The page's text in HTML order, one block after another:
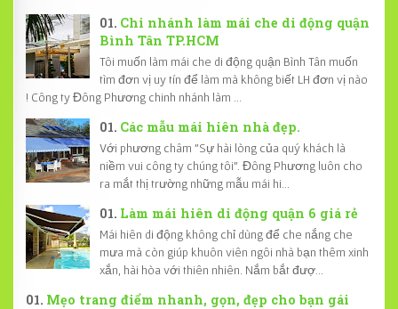
Chi nhánh làm mái che di động quận
Bình Tân TP.HCM
Tôi muốn làm mái che di động quận Bình Tân muốn
tìm đơn vị uy tín để làm mà không biết LH đơn vị nào
! Công ty Đông Phương chinh nhánh làm ...
Các mẫu mái hiên nhà đẹp.
Với phương châm "Sự hài lòng của quý khách là
niềm vui công ty chúng tôi". Đông Phương luôn cho
ra mắt thị trường những mẫu mái hi...
Làm mái hiên di động quận 6 giá rẻ
Mái hiên di động không chỉ dùng để che nắng che
mưa mà còn giúp khuôn viên ngôi nhà bạn thêm xinh
xắn, hài hòa với thiên nhiên. Nắm bắt đượ...
Mẹo trang điểm nhanh, gọn, đẹp cho bạn gái